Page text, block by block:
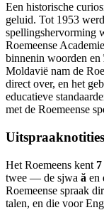
Een historische
geluid. Tot 1953
spellingshervorming
Roemeense
binnenin woorden en
Moldavië nam de
direct over, en het
educatieve
met de Roemeense
Uitspraaknotities
Het Roemeens kent
twee — de sjwa ă en
Roemeense spraak
talen, en die voor